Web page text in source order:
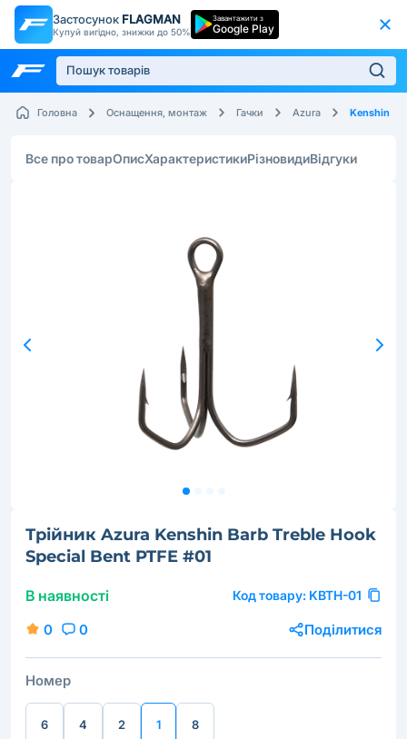
Застосунок FLAGMAN
Купуй вигідно, знижки до 50%
Завантажити з
Google Play
Головна Оснащення, монтаж Гачки Azura Kenshin
Все про товарОписХарактеристикиРізновидиВідгуки
Трійник Azura Kenshin Barb Treble Hook
Special Bent PTFE #01
В наявності Код товару: KBTH-01
0 0 Поділитися
Номер
6 4 2 1 8